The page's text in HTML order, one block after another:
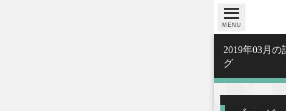
MENU
2019年03月
グ